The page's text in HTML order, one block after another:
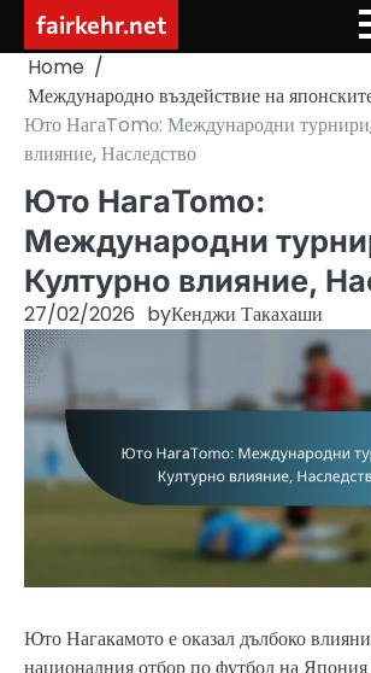
content
fairkehr.net
Home
Международно въздействие на
Юто НагаTomо: Международни
влияние, Наследство
Юто НагаTomо:
Международни
Културно влияние,
27/02/2026 byКенджи Такахаши
Юто Нагакамото е оказал дълбоко